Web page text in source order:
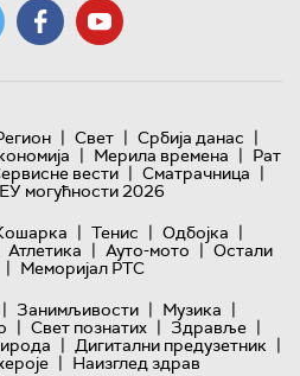
| Свет | Србија данас |
| Мерила времена | Рат
вести | Сматрачница |
ЕУ могућности 2026
| Тенис | Одбојка |
Атлетика | Ауто-мото | Остали
| Меморијал РТС
| Занимљивости | Музика |
| Свет познатих | Здравље |
| Дигитални предузетник |
| Наизглед здрав